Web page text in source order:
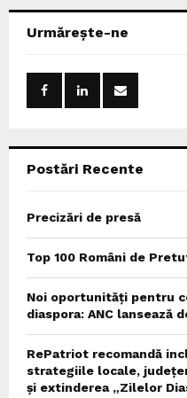
h
Urmărește-ne
Postări Recente
Precizări de presă
Top 100 Români de
Noi oportunități pentru
diaspora: ANC lansează
RePatriot recomandă
strategiile locale,
și extinderea „Zilelor